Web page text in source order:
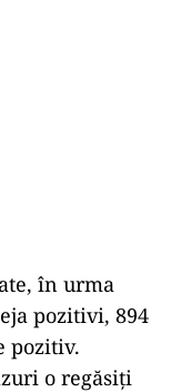
în urma
pozitivi, 894
pozitiv.
o regăsiți